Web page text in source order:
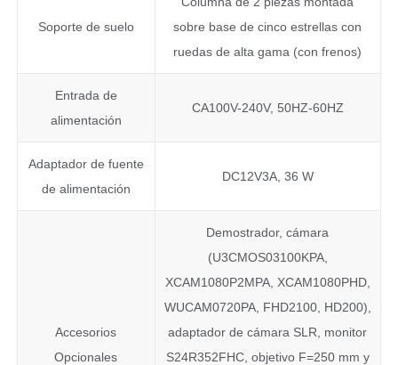
Soporte de suelo
sobre base de cinco estrellas con
ruedas de alta gama (con frenos)
Entrada de
alimentación
CA100V-240V, 50HZ-60HZ
Adaptador de fuente
de alimentación
DC12V3A, 36 W
Accesorios
Opcionales
Demostrador, cámara
(U3CMOS03100KPA,
XCAM1080P2MPA, XCAM1080PHD,
WUCAM0720PA, FHD2100, HD200),
adaptador de cámara SLR, monitor
S24R352FHC, objetivo F=250 mm y